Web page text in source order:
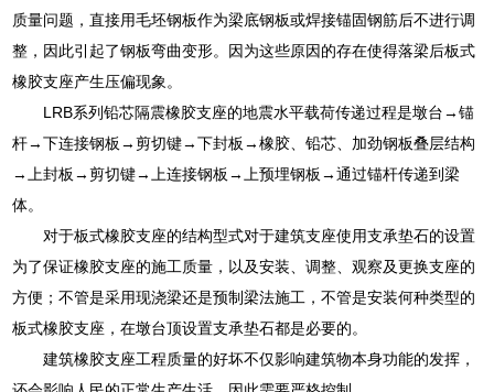
质量问题，直接用毛坯钢板作为梁底钢板或焊接锚固钢筋后不进行调
整，因此引起了钢板弯曲变形。因为这些原因的存在使得落梁后板式
橡胶支座产生压偏现象。
LRB系列铅芯隔震橡胶支座的地震水平载荷传递过程是墩台→锚
杆→下连接钢板→剪切键→下封板→橡胶、铅芯、加劲钢板叠层结构
→上封板→剪切键→上连接钢板→上预埋钢板→通过锚杆传递到梁
体。
对于板式橡胶支座的结构型式对于建筑支座使用支承垫石的设置
为了保证橡胶支座的施工质量，以及安装、调整、观察及更换支座的
方便；不管是采用现浇梁还是预制梁法施工，不管是安装何种类型的
板式橡胶支座，在墩台顶设置支承垫石都是必要的。
建筑橡胶支座工程质量的好坏不仅影响建筑物本身功能的发挥，